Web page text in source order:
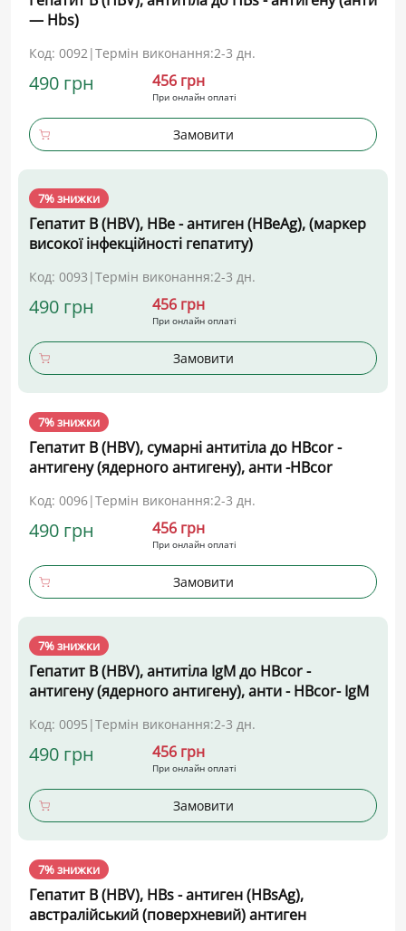
— Hbs)
Код: 0092|Термін виконання:2-3 дн.
490 грн 456 грн
При онлайн оплаті
Замовити
7% знижки
Гепатит В (HBV), НВе - антиген (НВеAg), (маркер
високої інфекційності гепатиту)
Код: 0093 |Термін виконання:2-3 дн.
490 грн 456 грн
При онлайн оплаті
Замовити
7% знижки
Гепатит В (HBV), сумарні антитіла до НВсоr -
антигену (ядерного антигену), анти -НВсоr
Код: 0096|Термін виконання:2-3 дн.
490 грн 456 грн
При онлайн оплаті
Замовити
7% знижки
Гепатит В (HBV), антитіла ІgM до НВсоr -
антигену (ядерного антигену), анти - НВсоr- ІgM
Код: 0095 |Термін виконання:2-3 дн.
490 грн 456 грн
При онлайн оплаті
Замовити
7% знижки
Гепатит В (HBV), HBs - антиген (HBsAg),
австралійський (поверхневий) антиген